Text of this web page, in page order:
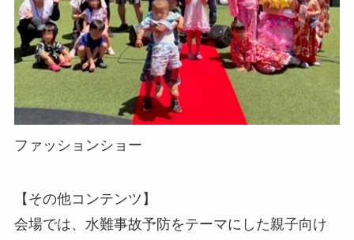
ファッションショー
【その他コンテンツ】
会場では、水難事故予防をテーマにした親子向け